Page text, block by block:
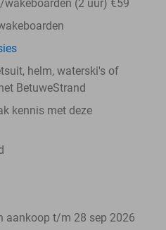
(2 uur) €59
helm, waterski's of
BetuweStrand
kennis met deze
aankoop t/m 28 sep 2026